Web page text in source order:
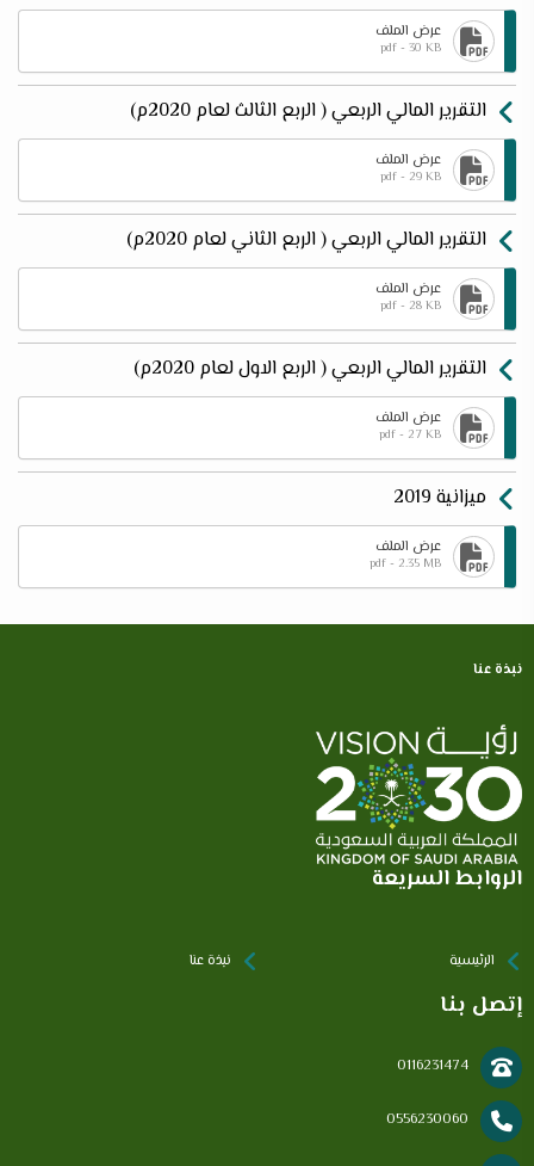
عرض الملف
pdf - 30 KB
التقرير المالي الربعي ( الربع الثالث لعام 2020م)
عرض الملف
pdf - 29 KB
التقرير المالي الربعي ( الربع الثاني لعام 2020م)
عرض الملف
pdf - 28 KB
التقرير المالي الربعي ( الربع الاول لعام 2020م)
عرض الملف
pdf - 27 KB
ميزانية 2019
عرض الملف
pdf - 2.35 MB
نبذة عنا
الروابط السريعة
الرئيسية نبذة عنا
إتصل بنا
0116231474
0556230060